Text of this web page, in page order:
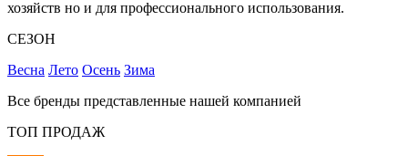
хозяйств но и для профессионального использования.
СЕЗОН
Весна Лето Осень Зима
Все бренды представленные нашей компанией
ТОП ПРОДАЖ